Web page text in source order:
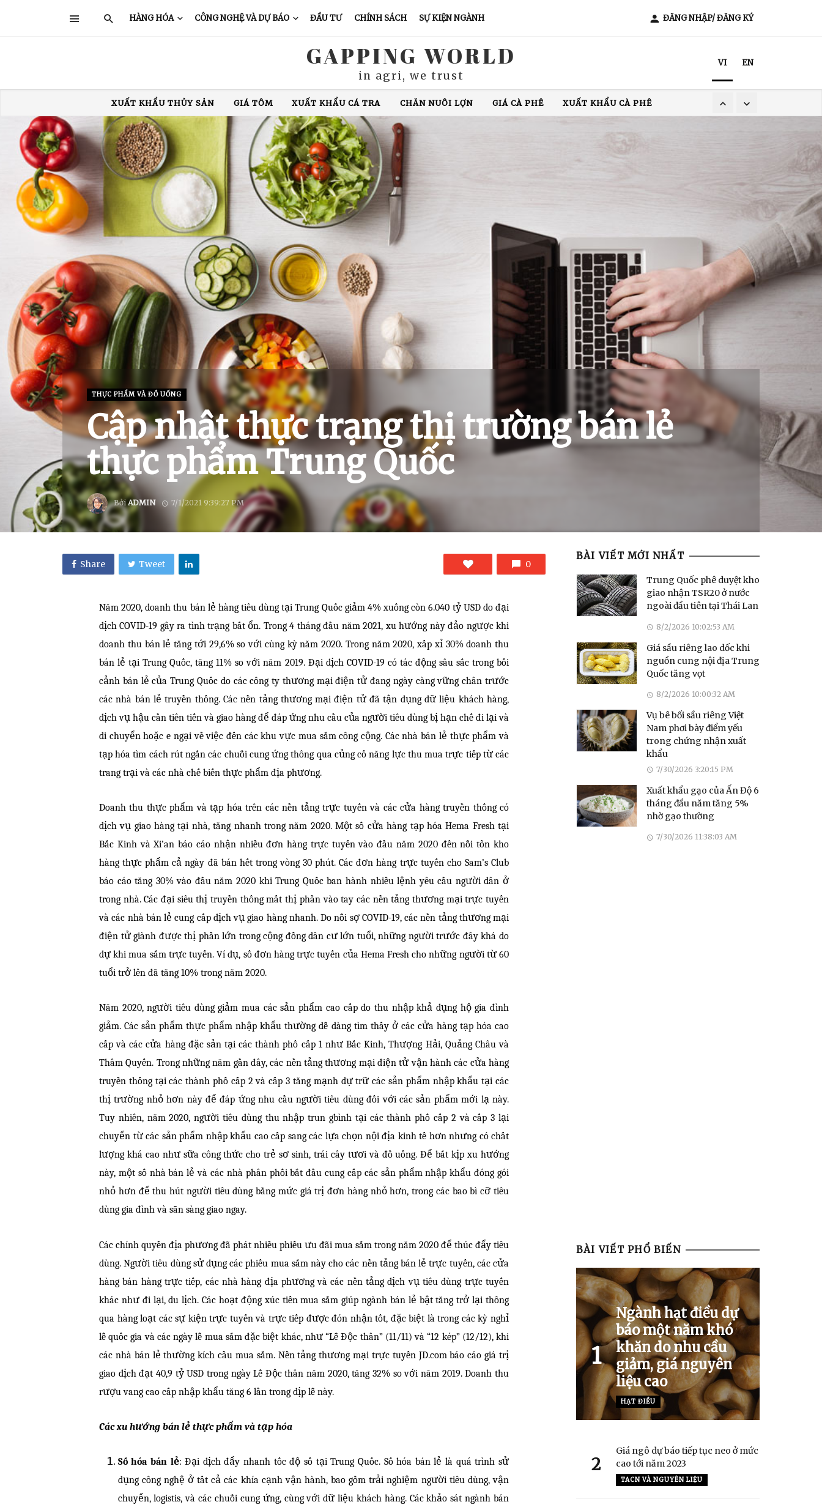
HÀNG HÓA CÔNG NGHỆ VÀ DỰ BÁO ĐẦU TƯ CHÍNH SÁCH SỰ KIỆN NGÀNH ĐĂNG NHẬP/ ĐĂNG KÝ
GAPPING WORLD
in agri, we trust
VI EN
XUẤT KHẨU THỦY SẢN GIÁ TÔM XUẤT KHẨU CÁ TRA CHĂN NUÔI LỢN GIÁ CÀ PHÊ
XUẤT KHẨU CÀ PHÊ
TRUNG QUỐC
ẤN ĐỘ GIÁ GẠO XUẤT KHẨU GẠO THÁI LAN
VIỆT NAM
XUẤT KHẨU TÔM
COVID-19 MỸ HOA KỲ
XUẤT KHẨU THỦY SẢN
GIÁ TÔM XUẤT KHẨU CÁ TRA CHĂN NUÔI LỢN XUẤT KHẨU CÀ PHÊ
THỰC PHẨM VÀ ĐỒ UỐNG
Cập nhật thực trạng thị trường bán lẻ
thực phẩm Trung Quốc
BởiADMIN 7/1/2021 9:39:27 PM
Share Tweet 0
Năm 2020, doanh thu bán lẻ hàng tiêu dùng tại Trung Quốc giảm 4% xuống còn 6.040 tỷ USD do đại
dịch COVID-19 gây ra tình trạng bất ổn. Trong 4 tháng đầu năm 2021, xu hướng này đảo ngược khi
doanh thu bán lẻ tăng tới 29,6% so với cùng kỳ năm 2020. Trong năm 2020, xấp xỉ 30% doanh thu
bán lẻ tại Trung Quốc, tăng 11% so với năm 2019. Đại dịch COVID-19 có tác động sâu sắc trong bối
cảnh bán lẻ của Trung Quốc do các công ty thương mại điện tử đang ngày càng vững chân trước
các nhà bán lẻ truyền thống. Các nền tảng thương mại điện tử đã tận dụng dữ liệu khách hàng,
dịch vụ hậu cần tiên tiến và giao hàng để đáp ứng nhu cầu của người tiêu dùng bị hạn chế đi lại và
di chuyển hoặc e ngại về việc đến các khu vực mua sắm công cộng. Các nhà bán lẻ thực phẩm và
tạp hóa tìm cách rút ngắn các chuỗi cung ứng thông qua củng cố năng lực thu mua trực tiếp từ các
trang trại và các nhà chế biến thực phẩm địa phương.
Doanh thu thực phẩm và tạp hóa trên các nền tảng trực tuyến và các cửa hàng truyền thống có
dịch vụ giao hàng tại nhà, tăng nhanh trong năm 2020. Một số cửa hàng tạp hóa Hema Fresh tại
Bắc Kinh và Xi’an báo cáo nhận nhiều đơn hàng trực tuyến vào đầu năm 2020 đến nỗi tồn kho
hàng thực phẩm cả ngày đã bán hết trong vòng 30 phút. Các đơn hàng trực tuyến cho Sam’s Club
báo cáo tăng 30% vào đầu năm 2020 khi Trung Quốc ban hành nhiều lệnh yêu cầu người dân ở
trong nhà. Các đại siêu thị truyền thống mất thị phần vào tay các nền tảng thương mại trực tuyến
và các nhà bán lẻ cung cấp dịch vụ giao hàng nhanh. Do nỗi sợ COVID-19, các nền tảng thương mại
điện tử giành được thị phần lớn trong cộng đồng dân cư lớn tuổi, những người trước đây khá do
dự khi mua sắm trực tuyến. Ví dụ, số đơn hàng trực tuyến của Hema Fresh cho những người từ 60
tuổi trở lên đã tăng 10% trong năm 2020.
Năm 2020, người tiêu dùng giảm mua các sản phẩm cao cấp do thu nhập khả dụng hộ gia đình
giảm. Các sản phẩm thực phẩm nhập khẩu thường dễ dàng tìm thấy ở các cửa hàng tạp hóa cao
cấp và các cửa hàng đặc sản tại các thành phố cấp 1 như Bắc Kinh, Thượng Hải, Quảng Châu và
Thâm Quyến. Trong những năm gần đây, các nền tảng thương mại điện tử vận hành các cửa hàng
truyền thống tại các thành phố cấp 2 và cấp 3 tăng mạnh dự trữ các sản phẩm nhập khẩu tại các
thị trường nhỏ hơn này để đáp ứng nhu cầu người tiêu dùng đối với các sản phẩm mới lạ này.
Tuy nhiên, năm 2020, người tiêu dùng thu nhập trun gbình tại các thành phố cấp 2 và cấp 3 lại
chuyển từ các sản phẩm nhập khẩu cao cấp sang các lựa chọn nội địa kinh tế hơn nhưng có chất
lượng khá cao như sữa công thức cho trẻ sơ sinh, trái cây tươi và đồ uống. Để bắt kịp xu hướng
này, một số nhà bán lẻ và các nhà phân phối bắt đầu cung cấp các sản phẩm nhập khẩu đóng gói
nhỏ hơn để thu hút người tiêu dùng bằng mức giá trị đơn hàng nhỏ hơn, trong các bao bì cỡ tiêu
dùng gia đình và sẵn sàng giao ngay.
Các chính quyền địa phương đã phát nhiều phiếu ưu đãi mua sắm trong năm 2020 để thúc đẩy tiêu
dùng. Người tiêu dùng sử dụng các phiếu mua sắm này cho các nền tảng bán lẻ trực tuyến, các cửa
hàng bán hàng trực tiếp, các nhà hàng địa phương và các nền tảng dịch vụ tiêu dùng trực tuyến
khác như đi lại, du lịch. Các hoạt động xúc tiến mua sắm giúp ngành bán lẻ bật tăng trở lại thông
qua hàng loạt các sự kiện trực tuyến và trực tiếp được đón nhận tốt, đặc biệt là trong các kỳ nghỉ
lễ quốc gia và các ngày lễ mua sắm đặc biệt khác, như “Lễ Độc thân” (11/11) và “12 kép” (12/12), khi
các nhà bán lẻ thường kích cầu mua sắm. Nền tảng thương mại trực tuyến JD.com báo cáo giá trị
giao dịch đạt 40,9 tỷ USD trong ngày Lễ Độc thân năm 2020, tăng 32% so với năm 2019. Doanh thu
rượu vang cao cấp nhập khẩu tăng 6 lần trong dịp lễ này.
Các xu hướng bán lẻ thực phẩm và tạp hóa
Số hóa bán lẻ: Đại dịch đẩy nhanh tốc độ số tại Trung Quốc. Số hóa bán lẻ là quá trình sử
dụng công nghệ ở tất cả các khía cạnh vận hành, bao gồm trải nghiệm người tiêu dùng, vận
chuyển, logistis, và các chuỗi cung ứng, cùng với dữ liệu khách hàng. Các khảo sát ngành bán
BÀI VIẾT MỚI NHẤT
Trung Quốc phê duyệt kho
giao nhận TSR20 ở nước
ngoài đầu tiên tại Thái Lan
8/2/2026 10:02:53 AM
Giá sầu riêng lao dốc khi
nguồn cung nội địa Trung
Quốc tăng vọt
8/2/2026 10:00:32 AM
Vụ bê bối sầu riêng Việt
Nam phơi bày điểm yếu
trong chứng nhận xuất
khẩu
7/30/2026 3:20:15 PM
Xuất khẩu gạo của Ấn Độ 6
tháng đầu năm tăng 5%
nhờ gạo thường
7/30/2026 11:38:03 AM
BÀI VIẾT PHỔ BIẾN
1
Ngành hạt điều dự
báo một năm khó
khăn do nhu cầu
giảm, giá nguyên
liệu cao
HẠT ĐIỀU
2
Giá ngô dự báo tiếp tục neo ở mức
cao tới năm 2023
TACN VÀ NGUYÊN LIỆU